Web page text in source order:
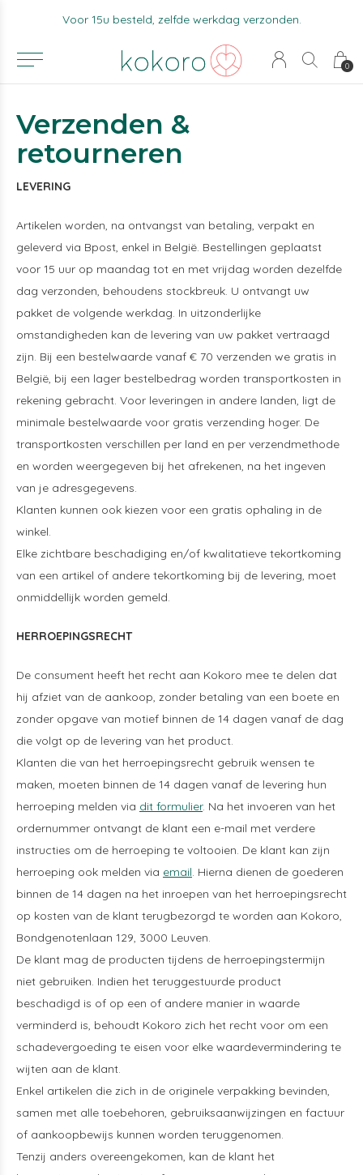
0
Voor 15u besteld, zelfde werkdag verzonden.
Verzenden &
retourneren
LEVERING
Artikelen worden, na ontvangst van betaling, verpakt en
geleverd via Bpost, enkel in België. Bestellingen geplaatst
voor 15 uur op maandag tot en met vrijdag worden dezelfde
dag verzonden, behoudens stockbreuk. U ontvangt uw
pakket de volgende werkdag. In uitzonderlijke
omstandigheden kan de levering van uw pakket vertraagd
zijn. Bij een bestelwaarde vanaf € 70 verzenden we gratis in
België, bij een lager bestelbedrag worden transportkosten in
rekening gebracht. Voor leveringen in andere landen, ligt de
minimale bestelwaarde voor gratis verzending hoger. De
transportkosten verschillen per land en per verzendmethode
en worden weergegeven bij het afrekenen, na het ingeven
van je adresgegevens.
Klanten kunnen ook kiezen voor een gratis ophaling in de
winkel.
Elke zichtbare beschadiging en/of kwalitatieve tekortkoming
van een artikel of andere tekortkoming bij de levering, moet
onmiddellijk worden gemeld.
HERROEPINGSRECHT
De consument heeft het recht aan Kokoro mee te delen dat
hij afziet van de aankoop, zonder betaling van een boete en
zonder opgave van motief binnen de 14 dagen vanaf de dag
die volgt op de levering van het product.
Klanten die van het herroepingsrecht gebruik wensen te
maken, moeten binnen de 14 dagen vanaf de levering hun
herroeping melden via dit formulier. Na het invoeren van het
ordernummer ontvangt de klant een e-mail met verdere
instructies om de herroeping te voltooien. De klant kan zijn
herroeping ook melden via email. Hierna dienen de goederen
binnen de 14 dagen na het inroepen van het herroepingsrecht
op kosten van de klant terugbezorgd te worden aan Kokoro,
Bondgenotenlaan 129, 3000 Leuven.
De klant mag de producten tijdens de herroepingstermijn
niet gebruiken. Indien het teruggestuurde product
beschadigd is of op een of andere manier in waarde
verminderd is, behoudt Kokoro zich het recht voor om een
schadevergoeding te eisen voor elke waardevermindering te
wijten aan de klant.
Enkel artikelen die zich in de originele verpakking bevinden,
samen met alle toebehoren, gebruiksaanwijzingen en factuur
of aankoopbewijs kunnen worden teruggenomen.
Tenzij anders overeengekomen, kan de klant het